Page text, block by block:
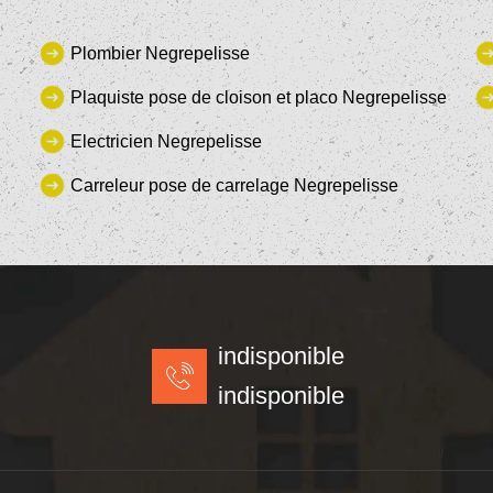
Plombier Negrepelisse
Plaquiste pose de cloison et placo Negrepelisse
Electricien Negrepelisse
Carreleur pose de carrelage Negrepelisse
indisponible
indisponible